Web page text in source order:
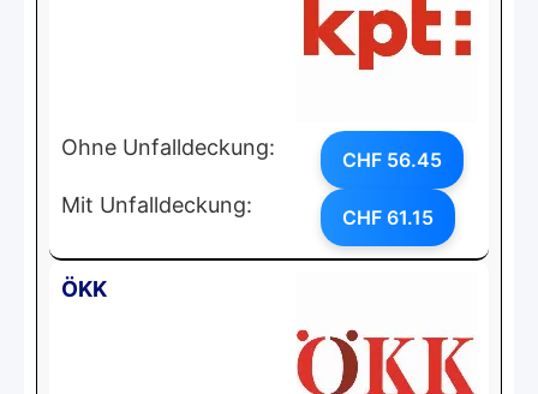
Ohne Unfalldeckung: CHF 56.45
Mit Unfalldeckung: CHF 61.15
ÖKK